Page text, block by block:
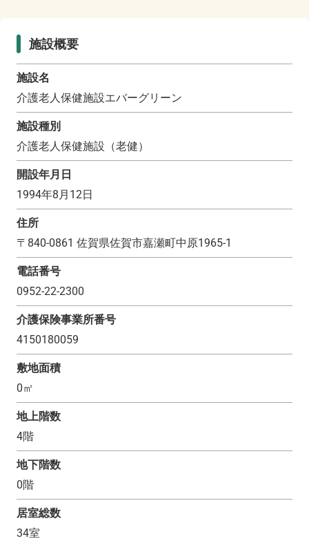
施設概要
施設名
介護老人保健施設エバーグリーン
施設種別
介護老人保健施設（老健）
開設年月日
1994年8月12日
住所
〒 840-0861 佐賀県佐賀市嘉瀬町中原1965-1
電話番号
0952-22-2300
介護保険事業所番号
4150180059
敷地面積
0㎡
地上階数
4階
地下階数
0階
居室総数
34室